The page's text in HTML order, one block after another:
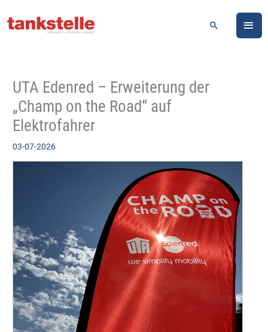
Inhalt
Suchen
UTA Edenred – Erweiterung der
„Champ on the Road“ auf
Elektrofahrer
03-07-2026